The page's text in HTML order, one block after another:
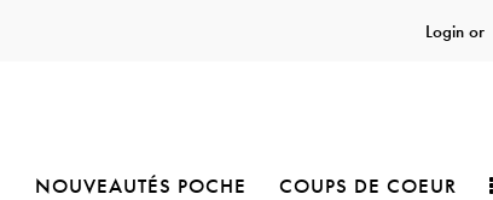
Login or
NOUVEAUTÉS POCHE COUPS DE COEUR